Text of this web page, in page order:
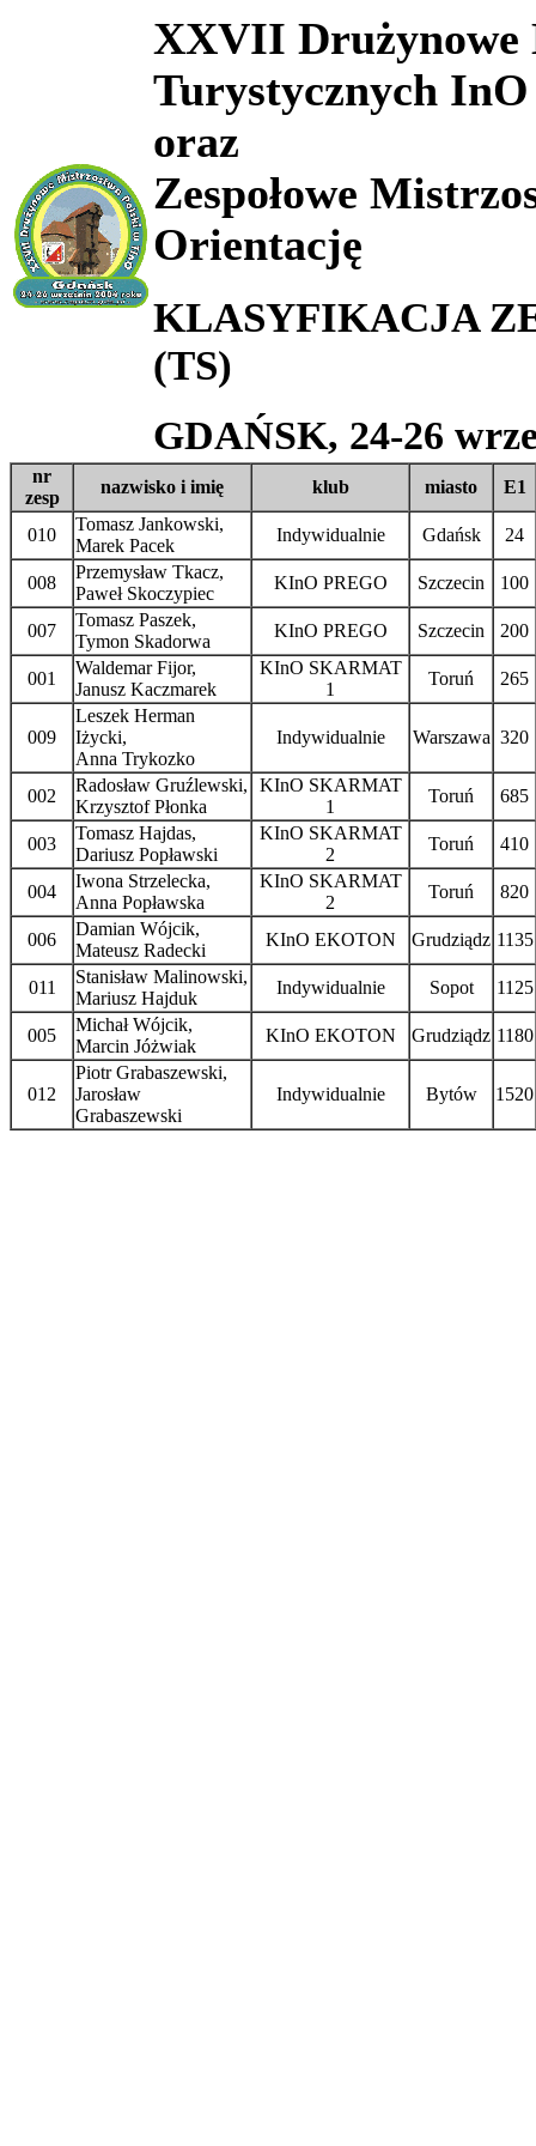
XXVII Drużynowe
Turystycznych InO
oraz
Zespołowe
Orientację
KLASYFIKACJA
(TS)
GDAŃSK, 24-26
nr
zesp
nazwisko i imię klub miasto E1
010
Tomasz Jankowski,
Marek Pacek
Indywidualnie Gdańsk 24
008
Przemysław Tkacz,
Paweł Skoczypiec
KInO PREGO Szczecin 100
007
Tomasz Paszek,
Tymon Skadorwa
KInO PREGO Szczecin 200
001
Waldemar Fijor,
Janusz Kaczmarek
KInO SKARMAT
1
Toruń 265
009
Leszek Herman
Iżycki,
Anna Trykozko
Indywidualnie Warszawa 320
002
Radosław Gruźlewski,
Krzysztof Płonka
KInO SKARMAT
1
Toruń 685
003
Tomasz Hajdas,
Dariusz Popławski
KInO SKARMAT
2
Toruń 410
004
Iwona Strzelecka,
Anna Popławska
KInO SKARMAT
2
Toruń 820
006
Damian Wójcik,
Mateusz Radecki
KInO EKOTON Grudziądz 1135
011
Stanisław Malinowski,
Mariusz Hajduk
Indywidualnie Sopot 1125
005
Michał Wójcik,
Marcin Jóżwiak
KInO EKOTON Grudziądz 1180
012
Piotr Grabaszewski,
Jarosław
Grabaszewski
Indywidualnie Bytów 1520